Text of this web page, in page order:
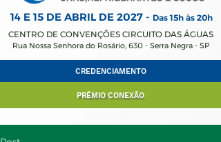
14 E 15 DE ABRIL DE 2027 - Das 15h às 20h
CENTRO DE CONVENÇÕES CIRCUITO DAS ÁGUAS
Rua Nossa Senhora do Rosário, 630 - Serra Negra - SP
CREDENCIAMENTO
PRÊMIO CONEXÃO